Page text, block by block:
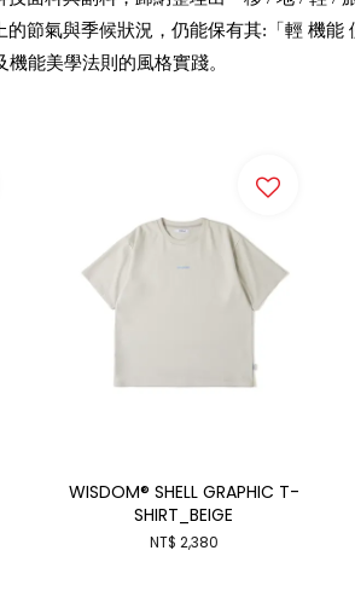
節氣與季候狀況，仍能保有其:「輕 機能
能美學法則的風格實踐。
WISDOM® SHELL GRAPHIC T-
SHIRT_BEIGE
NT$ 2,380